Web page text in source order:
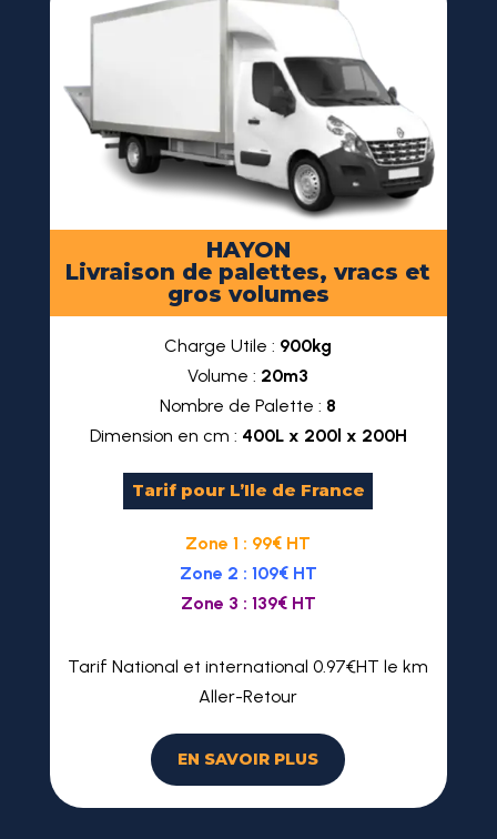
HAYON
Livraison de palettes, vracs et
gros volumes
Charge Utile : 900kg
Volume : 20m3
Nombre de Palette : 8
Dimension en cm : 400L x 200l x 200H
Tarif pour L’Ile de France
Zone 1 : 99€ HT
Zone 2 : 109€ HT
Zone 3 : 139€ HT
Tarif National et international 0.97€HT le km
Aller-Retour
EN SAVOIR PLUS